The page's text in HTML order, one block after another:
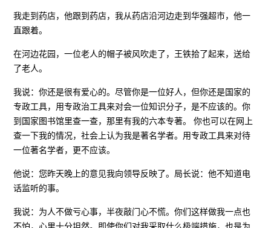
我走到药店，他跟到药店，我从药店沿河边走到华强超市，他一
直跟着。
在河边花园，一位老人的帽子被风吹走了，王铁拾了起来，送给
了老人。
我说：你还是很有爱心的。尽管你是一位好人，但你还是国家的
专政工具，用专政治工具来对会一位知识分子，是不应该的。你
到国家图书馆里查一查，那里有我的六本专著。 你也可以在网上
查一下我的情况，社会上认为我是著名学者。用专政工具来对待
一位著名学者，更不应该。
他说：您昨天晚上的意见我向领导反映了。局长说：他不知道电
话监听的事。
我说：为人不做亏心事，半夜敲门心不慌。你们这样做我一点也